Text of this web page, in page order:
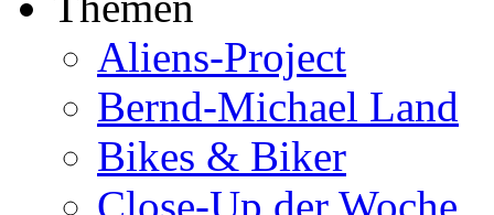
Aliens-Project
Bernd-Michael Land
Bikes & Biker